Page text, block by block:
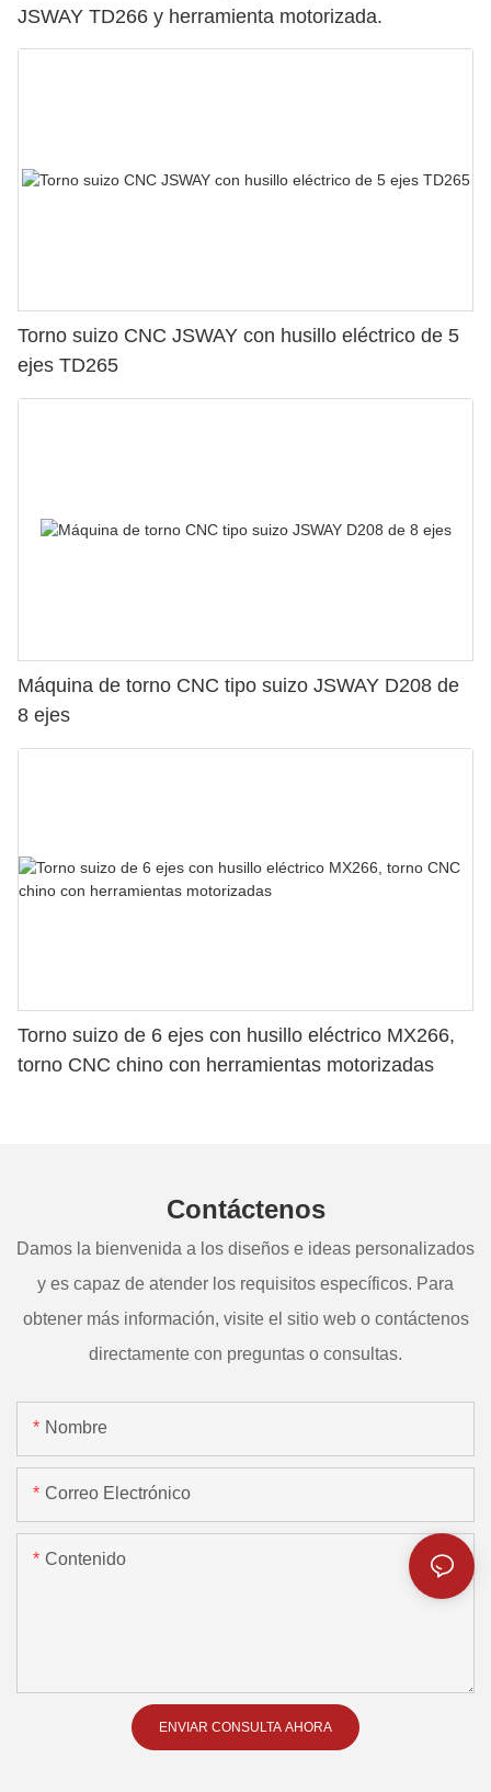
JSWAY TD266 y herramienta motorizada.
Torno suizo CNC JSWAY con husillo eléctrico de 5
ejes TD265
Máquina de torno CNC tipo suizo JSWAY D208 de
8 ejes
Torno suizo de 6 ejes con husillo eléctrico MX266,
torno CNC chino con herramientas motorizadas
Contáctenos
Damos la bienvenida a los diseños e ideas personalizados
y es capaz de atender los requisitos específicos. Para
obtener más información, visite el sitio web o contáctenos
directamente con preguntas o consultas.
Nombre
Correo Electrónico
Contenido
ENVIAR CONSULTA AHORA